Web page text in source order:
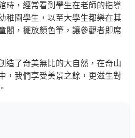
，經常看到學生在老師的指導
稚園學生，以至大學生都樂在其
閣，擺放顏色筆，讓參觀者即席
了奇美無比的大自然，在奇山
，我們享受美景之餘，更滋生對